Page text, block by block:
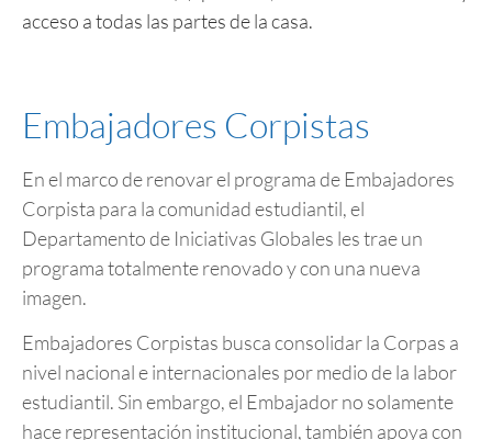
acceso a todas las partes de la casa.
Embajadores Corpistas
En el marco de renovar el programa de Embajadores
Corpista para la comunidad estudiantil, el
Departamento de Iniciativas Globales les trae un
programa totalmente renovado y con una nueva
imagen.
Embajadores Corpistas busca consolidar la Corpas a
nivel nacional e internacionales por medio de la labor
estudiantil. Sin embargo, el Embajador no solamente
hace representación institucional, también apoya con